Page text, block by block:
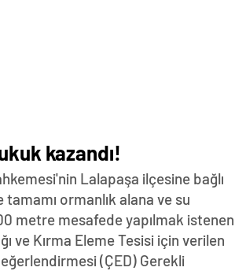
kazandı!
Lalapaşa ilçesine bağlı
tamamı ormanlık alana ve su
metre mesafede yapılmak istenen
ve Kırma Eleme Tesisi için verilen
(ÇED) Gerekli